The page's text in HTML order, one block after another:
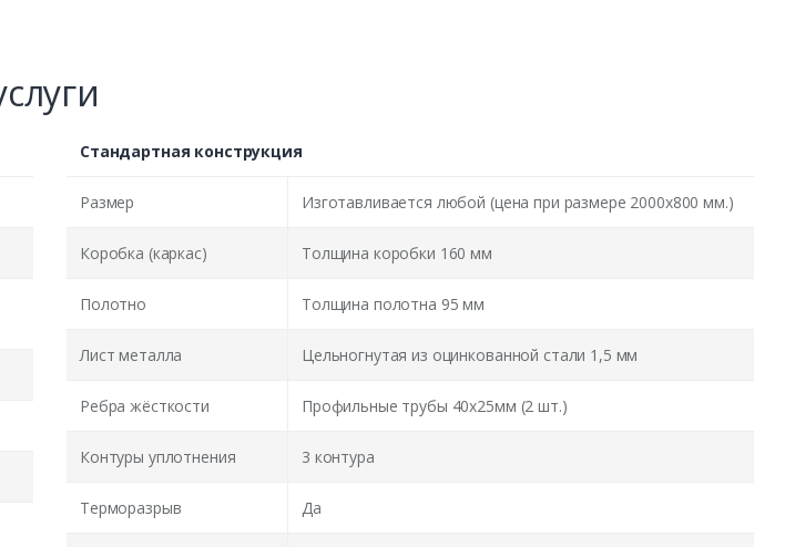
Стандартная конструкция
Размер Изготавливается любой (цена при размере 2000x800 мм.)
Коробка (каркас) Толщина коробки 160 мм
Полотно Толщина полотна 95 мм
Лист металла Цельногнутая из оцинкованной стали 1,5 мм
Ребра жёсткости Профильные трубы 40х25мм (2 шт.)
Контуры уплотнения 3 контура
Терморазрыв Да